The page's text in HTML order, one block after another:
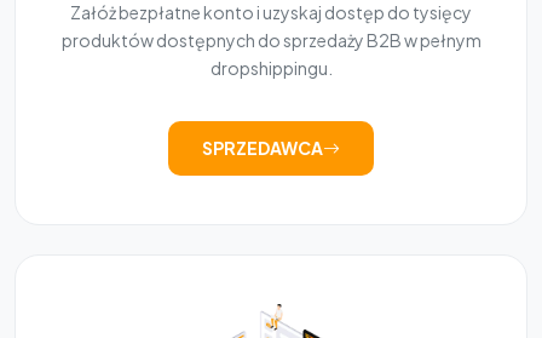
Załóż bezpłatne konto i uzyskaj dostęp do tysięcy
produktów dostępnych do sprzedaży B2B w pełnym
dropshippingu.
SPRZEDAWCA